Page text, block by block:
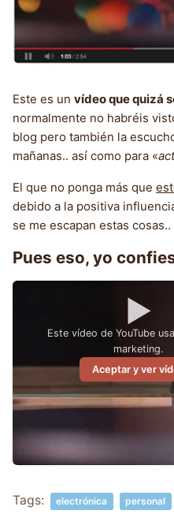
Este es un vídeo que quizá
normalmente no habréis
blog pero también la
mañanas.. así como para «
El que no ponga más que
debido a la positiva
se me escapan estas cosas..
Pues eso, yo
▶
Este vídeo de YouTube
marketing.
Aceptar y ver
Tags: electrónica personal